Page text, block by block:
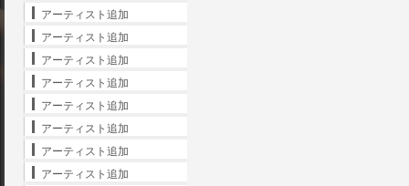
アーティスト追加
アーティスト追加
アーティスト追加
アーティスト追加
アーティスト追加
アーティスト追加
アーティスト追加
アーティスト追加